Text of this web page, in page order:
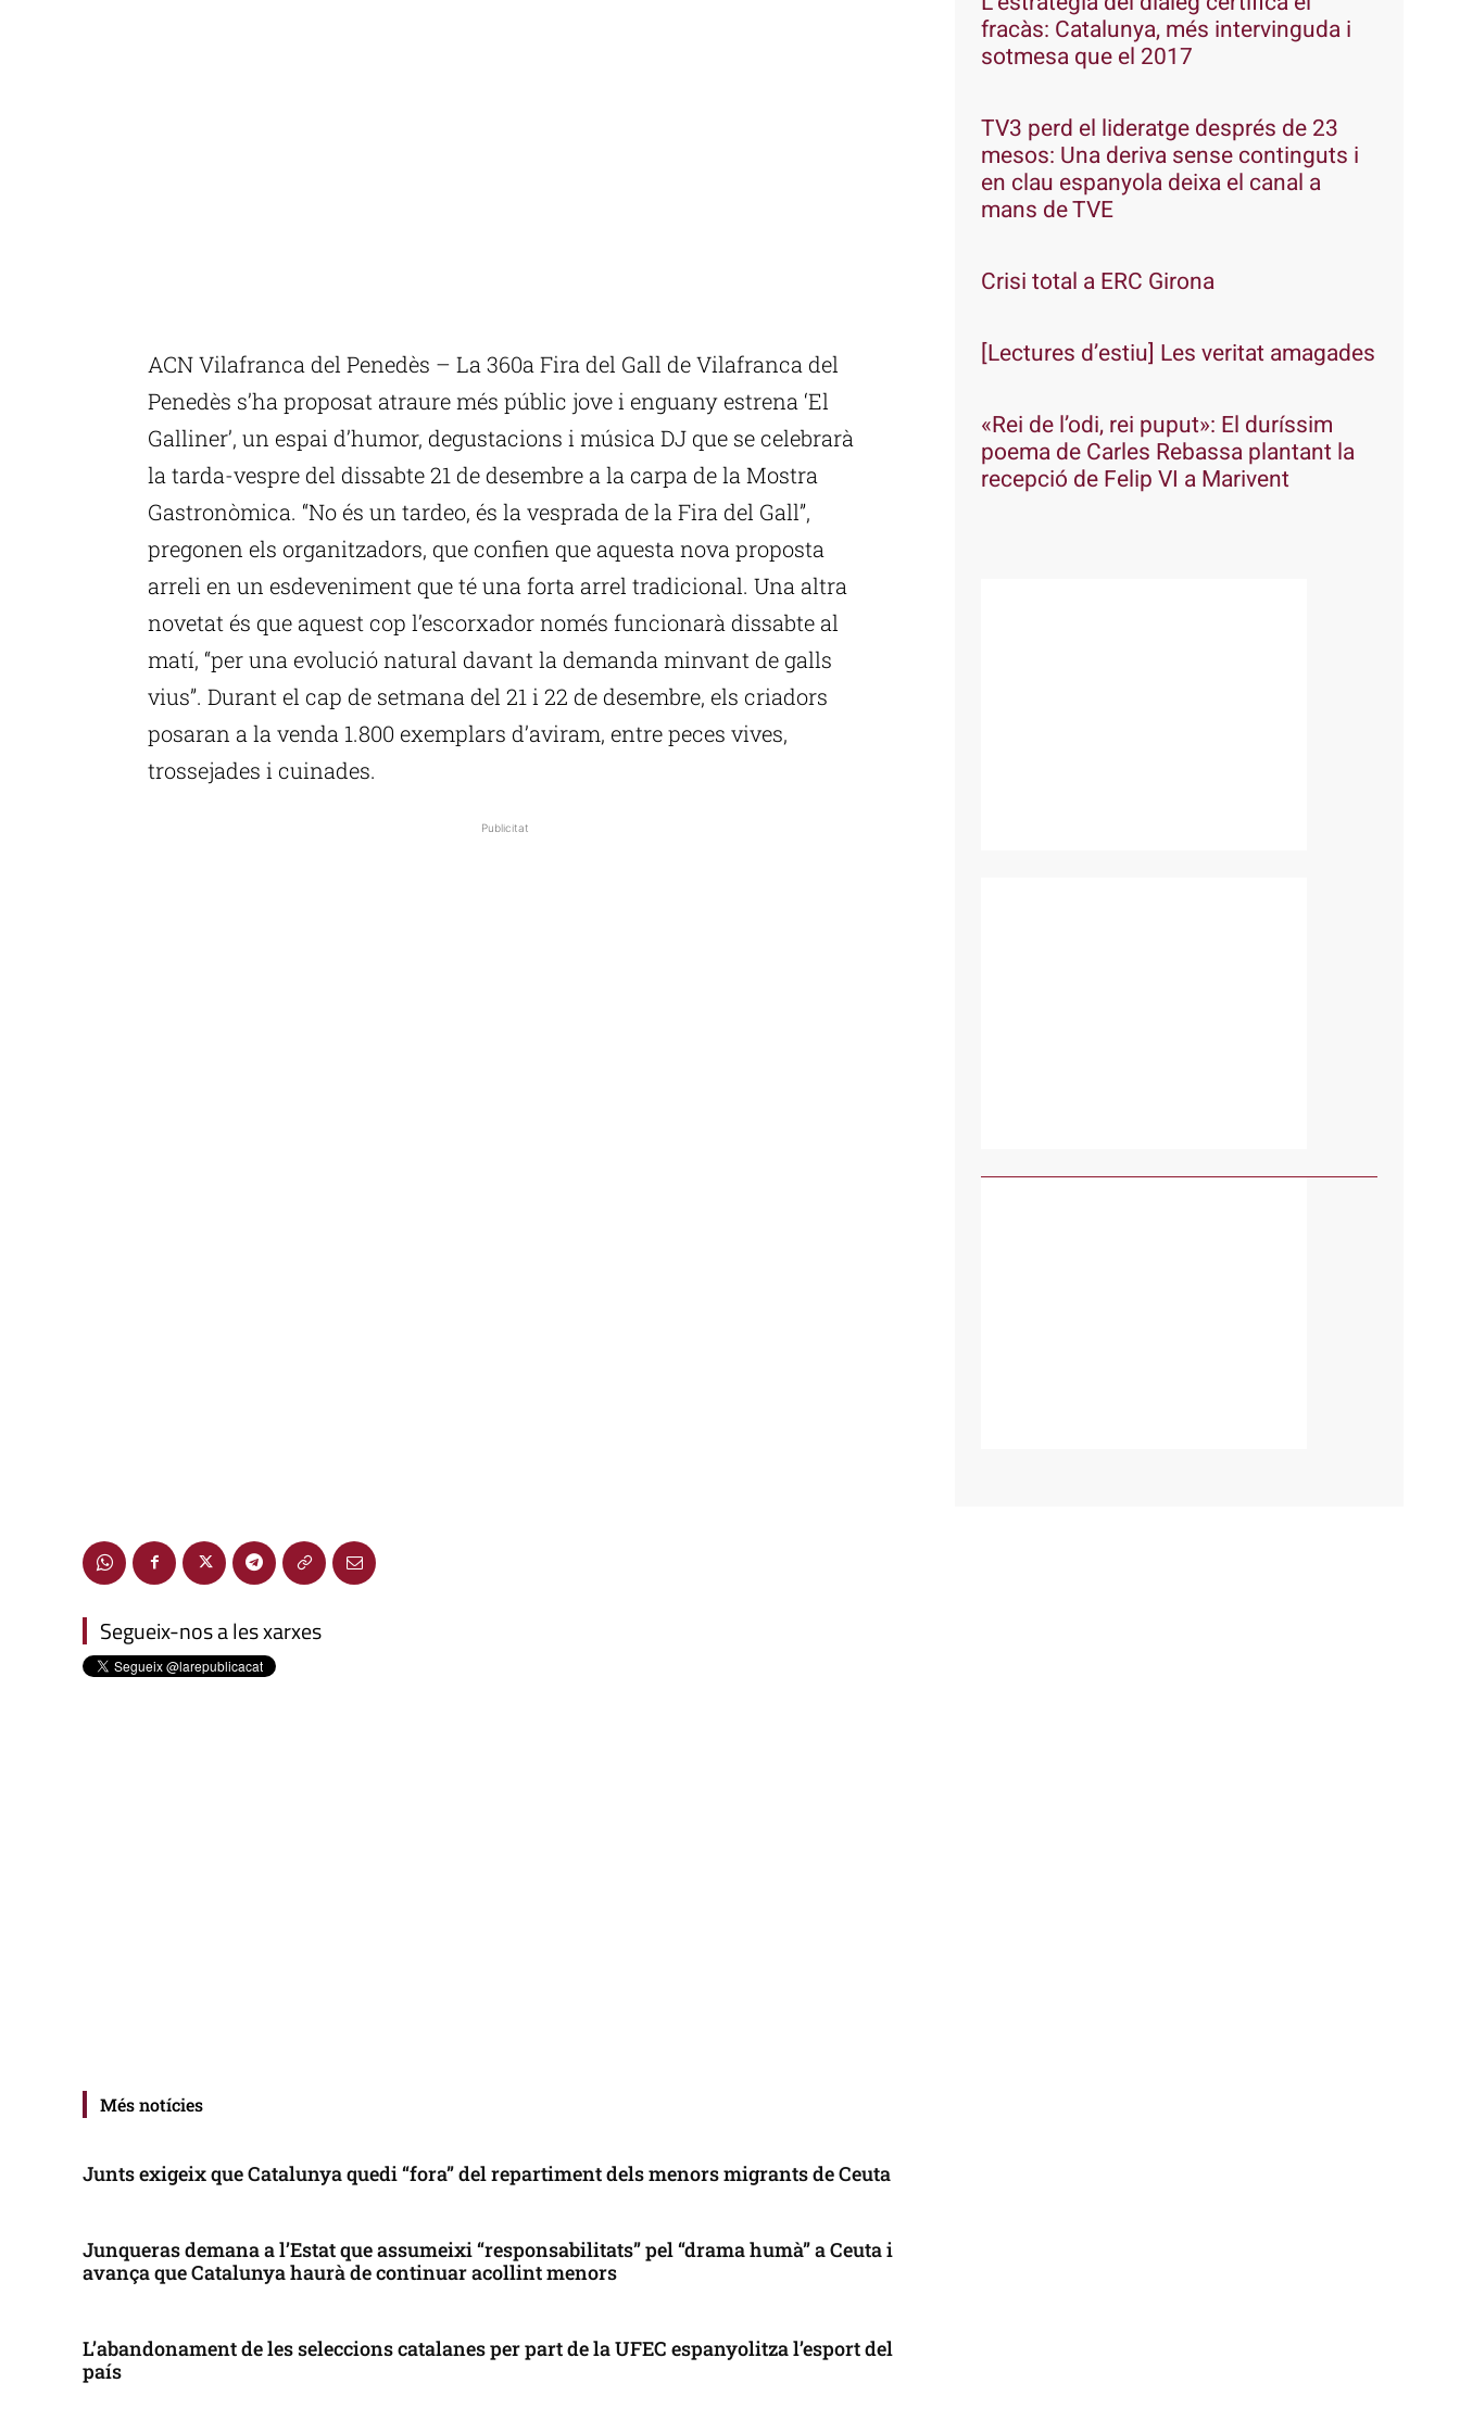
ACN Vilafranca del Penedès – La 360a Fira del Gall de Vilafranca del
Penedès s’ha proposat atraure més públic jove i enguany estrena ‘El
Galliner’, un espai d’humor, degustacions i música DJ que se celebrarà
la tarda-vespre del dissabte 21 de desembre a la carpa de la Mostra
Gastronòmica. “No és un tardeo, és la vesprada de la Fira del Gall”,
pregonen els organitzadors, que confien que aquesta nova proposta
arreli en un esdeveniment que té una forta arrel tradicional. Una altra
novetat és que aquest cop l’escorxador només funcionarà dissabte al
matí, “per una evolució natural davant la demanda minvant de galls
vius”. Durant el cap de setmana del 21 i 22 de desembre, els criadors
posaran a la venda 1.800 exemplars d’aviram, entre peces vives,
trossejades i cuinades.
Publicitat
Segueix-nos a les xarxes
Més notícies
Junts exigeix que Catalunya quedi “fora” del repartiment dels menors migrants de Ceuta
Junqueras demana a l’Estat que assumeixi “responsabilitats” pel “drama humà” a Ceuta i
avança que Catalunya haurà de continuar acollint menors
L’abandonament de les seleccions catalanes per part de la UFEC espanyolitza l’esport del
país
fracàs: Catalunya, més intervinguda i
sotmesa que el 2017
TV3 perd el lideratge després de 23
mesos: Una deriva sense continguts i
en clau espanyola deixa el canal a
mans de TVE
Crisi total a ERC Girona
[Lectures d’estiu] Les veritat amagades
«Rei de l’odi, rei puput»: El duríssim
poema de Carles Rebassa plantant la
recepció de Felip VI a Marivent